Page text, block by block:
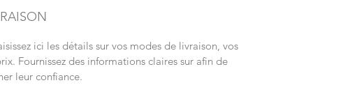
ici les détails sur vos modes de livraison, vos
Fournissez des informations claires sur afin de
leur confiance.